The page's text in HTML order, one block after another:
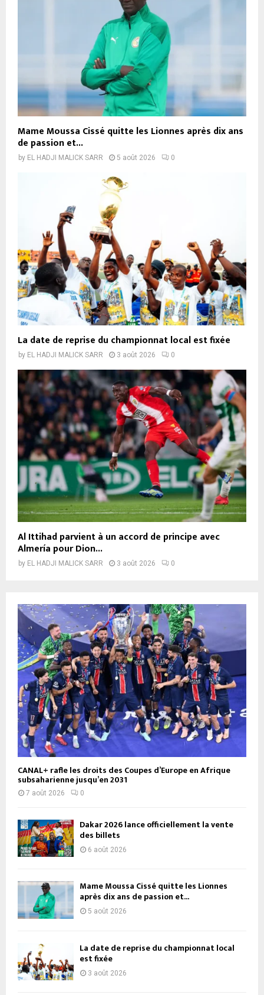
Mame Moussa Cissé quitte les Lionnes après dix ans
de passion et...
by EL HADJI MALICK SARR 5 août 2026 0
La date de reprise du championnat local est fixée
by EL HADJI MALICK SARR 3 août 2026 0
Al Ittihad parvient à un accord de principe avec
Almería pour Dion...
by EL HADJI MALICK SARR 3 août 2026 0
CANAL+ rafle les droits des Coupes d’Europe en Afrique
subsaharienne jusqu’en 2031
7 août 2026 0
Dakar 2026 lance officiellement la vente
des billets
6 août 2026
Mame Moussa Cissé quitte les Lionnes
après dix ans de passion et...
5 août 2026
La date de reprise du championnat local
est fixée
3 août 2026